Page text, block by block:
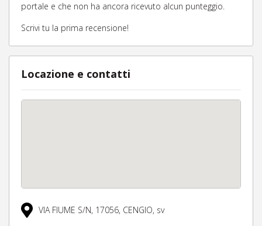
portale e che non ha ancora ricevuto alcun punteggio.
Scrivi tu la prima recensione!
Locazione e contatti
VIA FIUME S/N, 17056, CENGIO, sv